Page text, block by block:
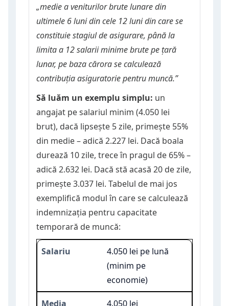
„medie a veniturilor brute lunare din
ultimele 6 luni din cele 12 luni din care se
constituie stagiul de asigurare, până la
limita a 12 salarii minime brute pe ţară
lunar, pe baza cărora se calculează
contribuția asiguratorie pentru muncă.”
Să luăm un exemplu simplu: un
angajat pe salariul minim (4.050 lei
brut), dacă lipsește 5 zile, primește 55%
din medie – adică 2.227 lei. Dacă boala
durează 10 zile, trece în pragul de 65% –
adică 2.632 lei. Dacă stă acasă 20 de zile,
primește 3.037 lei. Tabelul de mai jos
exemplifică modul în care se calculează
indemnizația pentru capacitate
temporară de muncă:
4.050 lei pe lună
(minim pe
economie)
4.050 lei